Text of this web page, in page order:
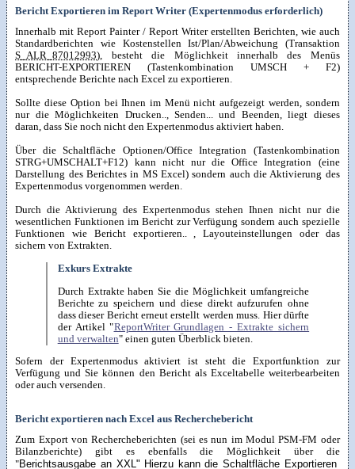
Bericht Exportieren im Report Writer (Expertenmodus erforderlich)
Innerhalb mit Report Painter / Report Writer erstellten Berichten, wie auch
Standardberichten wie Kostenstellen Ist/Plan/Abweichung (Transaktion
S_ALR_87012993), besteht die Möglichkeit innerhalb des Menüs
BERICHT-EXPORTIEREN (Tastenkombination UMSCH + F2)
entsprechende Berichte nach Excel zu exportieren.
Sollte diese Option bei Ihnen im Menü nicht aufgezeigt werden, sondern
nur die Möglichkeiten Drucken.., Senden... und Beenden, liegt dieses
daran, dass Sie noch nicht den Expertenmodus aktiviert haben.
Über die Schaltfläche Optionen/Office Integration (Tastenkombination
STRG+UMSCHALT+F12) kann nicht nur die Office Integration (eine
Darstellung des Berichtes in MS Excel) sondern auch die Aktivierung des
Expertenmodus vorgenommen werden.
Durch die Aktivierung des Expertenmodus stehen Ihnen nicht nur die
wesentlichen Funktionen im Bericht zur Verfügung sondern auch spezielle
Funktionen wie Bericht exportieren.. , Layouteinstellungen oder das
sichern von Extrakten.
Exkurs Extrakte
Durch Extrakte haben Sie die Möglichkeit umfangreiche
Berichte zu speichern und diese direkt aufzurufen ohne
dass dieser Bericht erneut erstellt werden muss. Hier dürfte
der Artikel "ReportWriter Grundlagen - Extrakte sichern
und verwalten" einen guten Überblick bieten.
Sofern der Expertenmodus aktiviert ist steht die Exportfunktion zur
Verfügung und Sie können den Bericht als Exceltabelle weiterbearbeiten
oder auch versenden.
Bericht exportieren nach Excel aus Recherchebericht
Zum Export von Rechercheberichten (sei es nun im Modul PSM-FM oder
Bilanzberichte) gibt es ebenfalls die Möglichkeit über die
"Berichtsausgabe an XXL" Hierzu kann die Schaltfläche Exportieren